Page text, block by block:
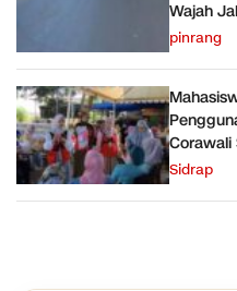
Wajah
pinrang
Corawali
Sidrap